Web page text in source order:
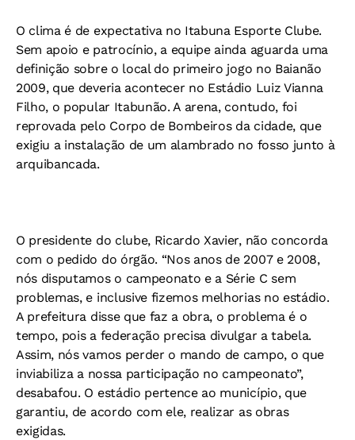
O clima é de expectativa no Itabuna Esporte Clube.
Sem apoio e patrocínio, a equipe ainda aguarda uma
definição sobre o local do primeiro jogo no Baianão
2009, que deveria acontecer no Estádio Luiz Vianna
Filho, o popular Itabunão. A arena, contudo, foi
reprovada pelo Corpo de Bombeiros da cidade, que
exigiu a instalação de um alambrado no fosso junto à
arquibancada.
O presidente do clube, Ricardo Xavier, não concorda
com o pedido do órgão. “Nos anos de 2007 e 2008,
nós disputamos o campeonato e a Série C sem
problemas, e inclusive fizemos melhorias no estádio.
A prefeitura disse que faz a obra, o problema é o
tempo, pois a federação precisa divulgar a tabela.
Assim, nós vamos perder o mando de campo, o que
inviabiliza a nossa participação no campeonato”,
desabafou. O estádio pertence ao município, que
garantiu, de acordo com ele, realizar as obras
exigidas.